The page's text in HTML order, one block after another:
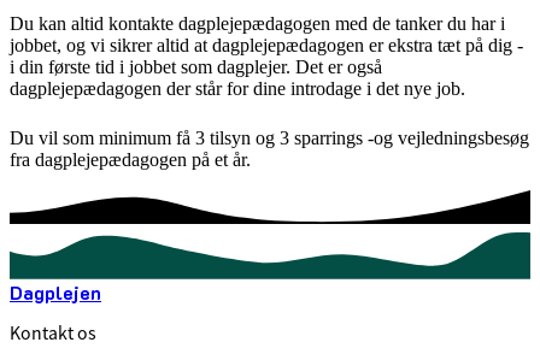
Du kan altid kontakte dagplejepædagogen med de tanker du har i
jobbet, og vi sikrer altid at dagplejepædagogen er ekstra tæt på dig -
i din første tid i jobbet som dagplejer. Det er også
dagplejepædagogen der står for dine introdage i det nye job.
Du vil som minimum få 3 tilsyn og 3 sparrings -og vejledningsbesøg
fra dagplejepædagogen på et år.
Dagplejen
Kontakt os